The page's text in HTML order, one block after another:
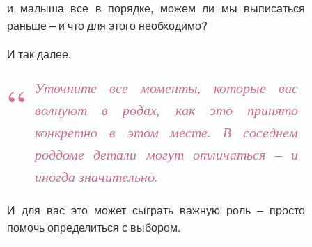
и малыша все в порядке, можем ли мы выписаться
раньше – и что для этого необходимо?
И так далее.
Уточните все моменты, которые вас
волнуют в родах, как это принято
конкретно в этом месте. В соседнем
роддоме детали могут отличаться – и
иногда значительно.
И для вас это может сыграть важную роль – просто
помочь определиться с выбором.